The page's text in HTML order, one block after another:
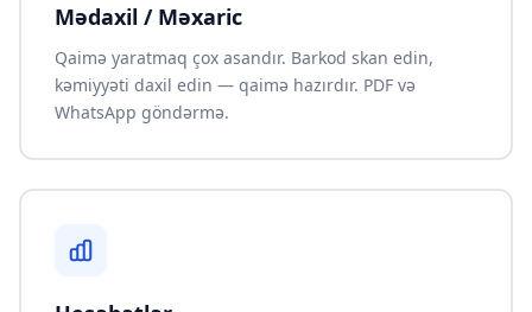
Mədaxil / Məxaric
Qaimə yaratmaq çox asandır. Barkod skan edin,
kəmiyyəti daxil edin — qaimə hazırdır. PDF və
WhatsApp göndərmə.